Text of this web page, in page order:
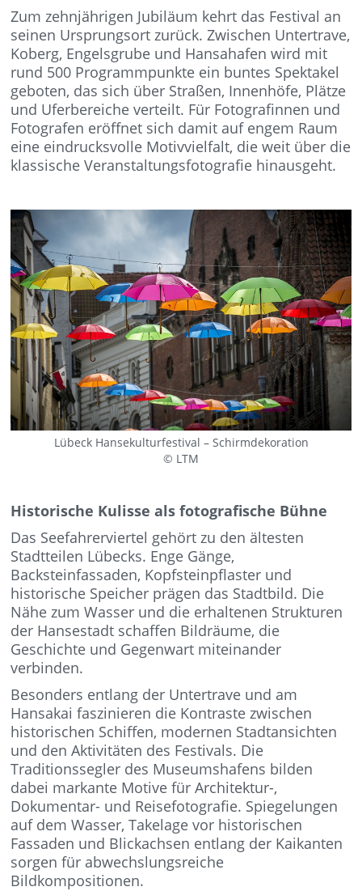
Zum zehnjährigen Jubiläum kehrt das Festival an
seinen Ursprungsort zurück. Zwischen Untertrave,
Koberg, Engelsgrube und Hansahafen wird mit
rund 500 Programmpunkte ein buntes Spektakel
geboten, das sich über Straßen, Innenhöfe, Plätze
und Uferbereiche verteilt. Für Fotografinnen und
Fotografen eröffnet sich damit auf engem Raum
eine eindrucksvolle Motivvielfalt, die weit über die
klassische Veranstaltungsfotografie hinausgeht.
Lübeck Hansekulturfestival – Schirmdekoration
© LTM
Historische Kulisse als fotografische Bühne
Das Seefahrerviertel gehört zu den ältesten
Stadtteilen Lübecks. Enge Gänge,
Backsteinfassaden, Kopfsteinpflaster und
historische Speicher prägen das Stadtbild. Die
Nähe zum Wasser und die erhaltenen Strukturen
der Hansestadt schaffen Bildräume, die
Geschichte und Gegenwart miteinander
verbinden.
Besonders entlang der Untertrave und am
Hansakai faszinieren die Kontraste zwischen
historischen Schiffen, modernen Stadtansichten
und den Aktivitäten des Festivals. Die
Traditionssegler des Museumshafens bilden
dabei markante Motive für Architektur-,
Dokumentar- und Reisefotografie. Spiegelungen
auf dem Wasser, Takelage vor historischen
Fassaden und Blickachsen entlang der Kaikanten
sorgen für abwechslungsreiche
Bildkompositionen.